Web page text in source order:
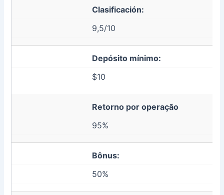
Clasificación:
9,5/10
Depósito mínimo:
$10
Retorno por operação
95%
Bônus:
50%